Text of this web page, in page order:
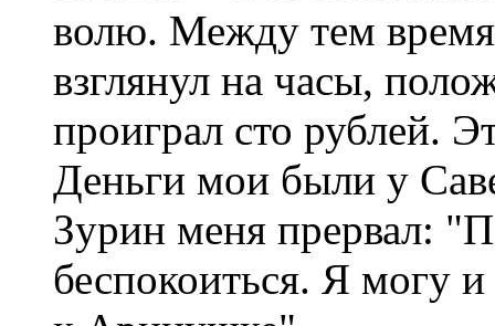
волю. Между тем
взглянул на часы,
проиграл сто рублей.
Деньги мои были у
Зурин меня прервал:
беспокоиться. Я могу